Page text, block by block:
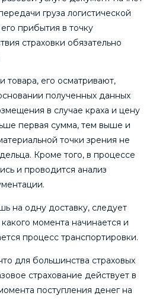
груза логистической
прибытия в точку
страховки обязательно
товара, его осматривают,
полученных данных
в случае краха и цену
первая сумма, тем выше и
точки зрения не
Кроме того, в процессе
и проводится анализ
на одну доставку, следует
момента начинается и
процесс транспортировки.
для большинства страховых
страхование действует в
поступления денег на